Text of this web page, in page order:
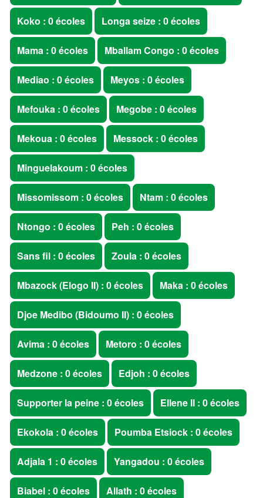
Koko : 0 écoles Longa seize : 0 écoles
Mama : 0 écoles Mballam Congo : 0 écoles
Mediao : 0 écoles Meyos : 0 écoles
Mefouka : 0 écoles Megobe : 0 écoles
Mekoua : 0 écoles Messock : 0 écoles
Minguelakoum : 0 écoles
Missomissom : 0 écoles Ntam : 0 écoles
Ntongo : 0 écoles Peh : 0 écoles
Sans fil : 0 écoles Zoula : 0 écoles
Mbazock (Elogo II) : 0 écoles Maka : 0 écoles
Djoe Medibo (Bidoumo II) : 0 écoles
Avima : 0 écoles Metoro : 0 écoles
Medzone : 0 écoles Edjoh : 0 écoles
Supporter la peine : 0 écoles Ellene II : 0 écoles
Ekokola : 0 écoles Poumba Etsiock : 0 écoles
Adjala 1 : 0 écoles Yangadou : 0 écoles
Biabel : 0 écoles Allath : 0 écoles